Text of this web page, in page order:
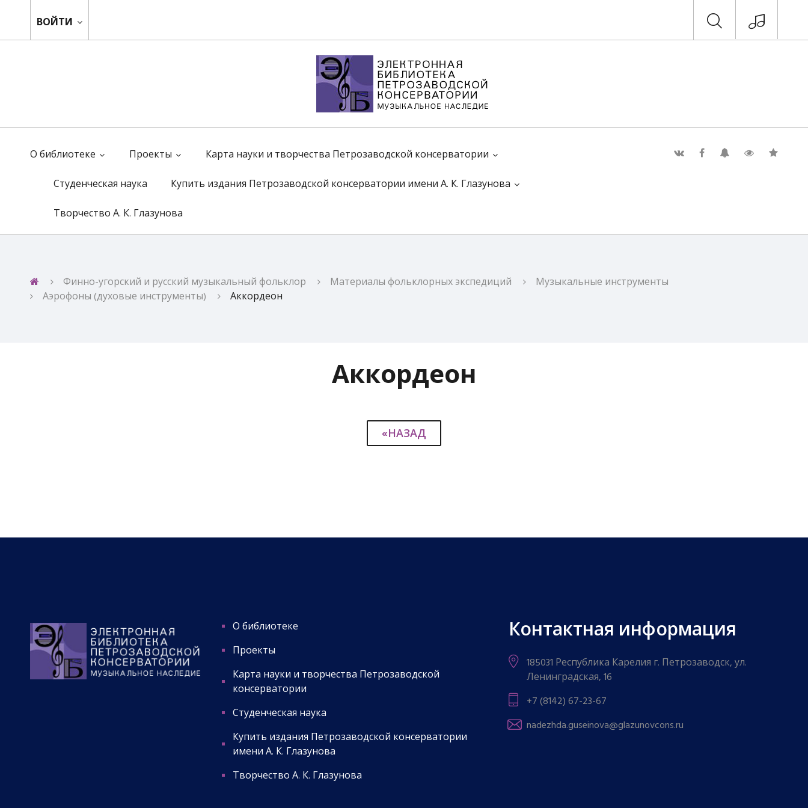
ВОЙТИ
О библиотеке Проекты
Карта науки и творчества Петрозаводской консерватории
Студенческая наука
Купить издания Петрозаводской консерватории имени А. К. Глазунова
Творчество А. К. Глазунова
Финно-угорский и русский музыкальный фольклор Материалы фольклорных экспедиций
Музыкальные инструменты
Аэрофоны (духовые инструменты)
Аккордеон
Аккордеон
«НАЗАД
О библиотеке
Проекты
Карта науки и творчества Петрозаводской
консерватории
Студенческая наука
Купить издания Петрозаводской консерватории
имени А. К. Глазунова
Творчество А. К. Глазунова
Контактная информация
185031 Республика Карелия г. Петрозаводск, ул.
Ленинградская, 16
+7 (8142) 67-23-67
nadezhda.guseinova@glazunovcons.ru